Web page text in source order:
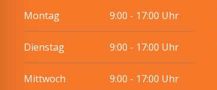
Montag 9:00 - 17:00 Uhr
Dienstag 9:00 - 17:00 Uhr
Mittwoch 9:00 - 17:00 Uhr